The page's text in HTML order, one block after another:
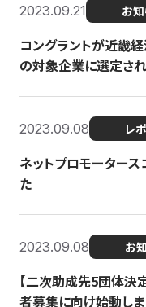
2023.09.21 お
コングラントが近畿
の対象企業に選定さ
2023.09.08 レ
ネットプロモータース
た
2023.09.08 お
【二次助成先5団体決
者募集に向け始動し